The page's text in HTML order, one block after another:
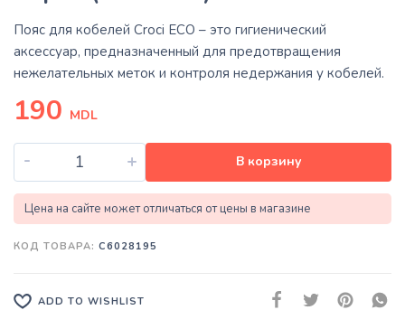
Пояс для кобелей Croci ECO – это гигиенический
аксессуар, предназначенный для предотвращения
нежелательных меток и контроля недержания у кобелей.
190 MDL
- + В корзину
Цена на сайте может отличаться от цены в магазине
КОД ТОВАРА: C6028195
ADD TO WISHLIST